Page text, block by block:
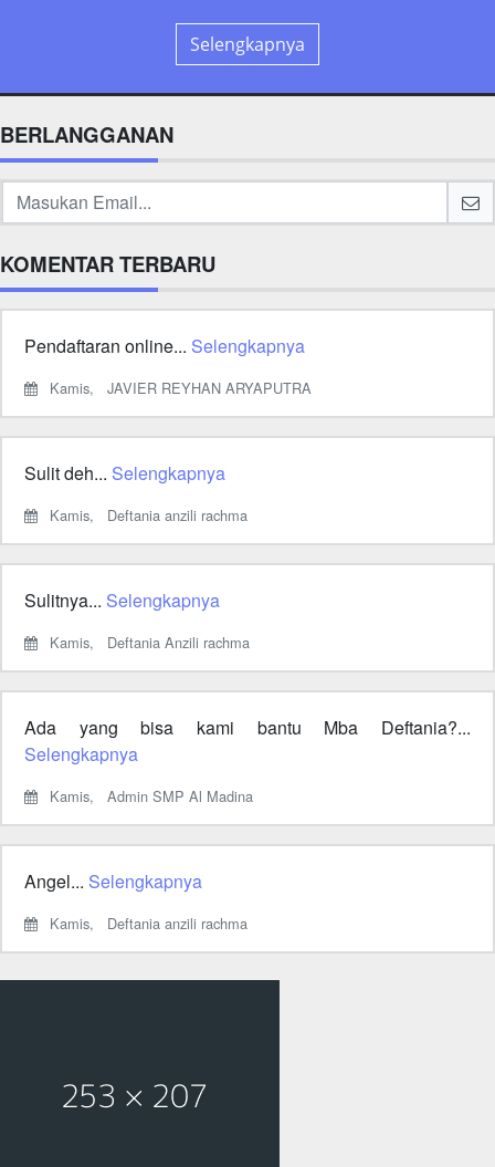
Selengkapnya
BERLANGGANAN
KOMENTAR TERBARU
Pendaftaran online... Selengkapnya
Kamis, JAVIER REYHAN ARYAPUTRA
Sulit deh... Selengkapnya
Kamis, Deftania anzili rachma
Sulitnya... Selengkapnya
Kamis, Deftania Anzili rachma
Ada yang bisa kami bantu Mba Deftania?...
Selengkapnya
Kamis, Admin SMP Al Madina
Angel... Selengkapnya
Kamis, Deftania anzili rachma